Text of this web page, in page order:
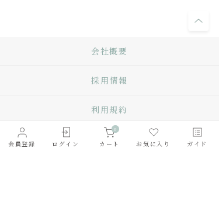
会員登録 ログイン
0
カート お気に入り ガイド
会社概要
採用情報
利用規約
お問い合わせ